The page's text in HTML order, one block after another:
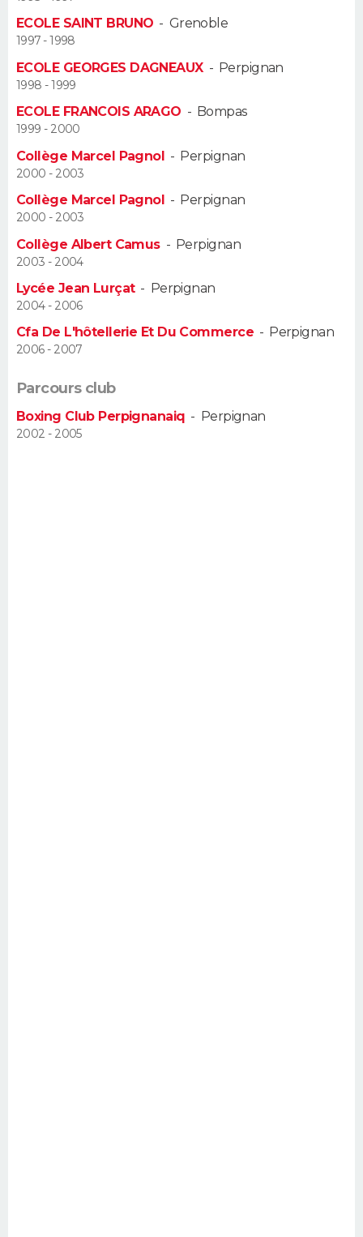
Alimentation
Guide de la santé
Maladies
Médicaments
Sommeil
VOYAGE
Destinations
City break
Voyage nature
Voyage de noces
Forum
Climat
+
PHOTO
GUIDES D'ACHAT
BONS PLANS
Carte de Noël
Carte Bonne année
Carte Saint-Valentin
Carte Pâques
Carte d'anniversaire
Dictionnaire
Biographies
Citations
Expressions
Proverbes
PROGRAMME TV
COPAINS D'AVANT
S'inscrire
Se connecter
Lycées
Collèges
Primaires
Universités
Entreprises
Service militaire
Avis de recherche
AVIS DE DÉCÈS
Bricolage
Lifestyle
Culture
Sport
Auto
Television
Voyage
Cinema
ECOLE SAINT BRUNO - Grenoble
1997 - 1998
ECOLE GEORGES DAGNEAUX- Perpignan
1998 - 1999
ECOLE FRANCOIS ARAGO - Bompas
1999 - 2000
Collège Marcel Pagnol - Perpignan
2000 - 2003
Collège Marcel Pagnol - Perpignan
2000 - 2003
Collège Albert Camus- Perpignan
2003 - 2004
Lycée Jean Lurçat- Perpignan
2004 - 2006
Cfa De L'hôtellerie Et Du Commerce- Perpignan
2006 - 2007
Parcours club
Boxing Club Perpignanaiq - Perpignan
2002 - 2005